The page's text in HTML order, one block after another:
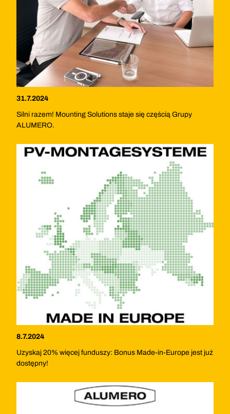
31.7.2024
Silni razem! Mounting Solutions staje się częścią Grupy
ALUMERO.
8.7.2024
Uzyskaj 20% więcej funduszy: Bonus Made-in-Europe jest już
dostępny!